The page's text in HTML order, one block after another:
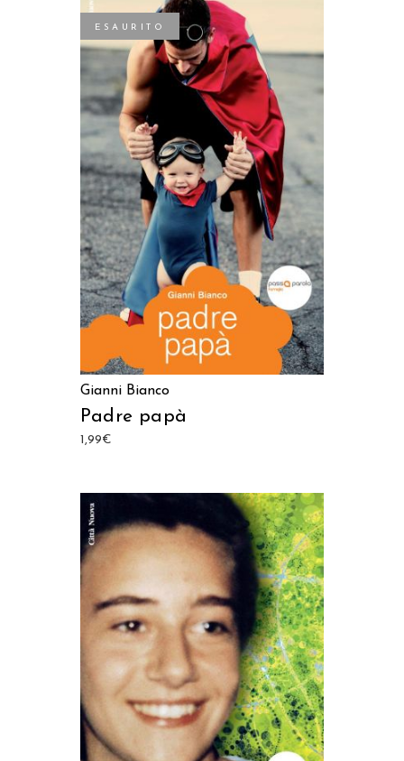
ESAURITO
LEGGI TUTTO
Gianni Bianco
Padre papà
1,99€
AGGIUNGI AL CARRELLO